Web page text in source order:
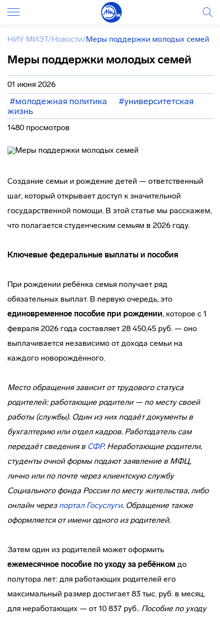
НИУ МИЭТ/Новости/Меры поддержки молодых семей
Меры поддержки молодых семей
01 июня 2026
#молодежная политика
#университетская
жизнь
1480 просмотров
Создание семьи и рождение детей — ответственный
шаг, который открывает доступ к значительной
государственной помощи. В этой статье мы расскажем,
что полагается студенческим семьям в 2026 году.
Ключевые федеральные выплаты и пособия
При рождении ребёнка семья получает ряд
обязательных выплат. В первую очередь, это
единовременное пособие при рождении, которое с 1
февраля 2026 года составляет 28 450,45 руб. — оно
выплачивается независимо от дохода семьи на
каждого новорождённого.
Место обращения зависит от трудового статуса
родителей: работающие родители — по месту своей
работы (службы). Один из них подаёт документы в
бухгалтерию или отдел кадров. Работодатель сам
передаёт сведения в СФР. Неработающие родители,
студенты очной формы подают заявление в МФЦ,
лично или по почте через клиентскую службу
Социального фонда России по месту жительства, либо
онлайн через портал Госуслуги. Обращение также
оформляется от имени одного из родителей.
Затем один из родителей может оформить
ежемесячное пособие по уходу за ребёнком до
полутора лет: для работающих родителей его
максимальный размер достигает 83 тыс. руб. в месяц,
для неработающих — от 10 837 руб.. Пособие по уходу